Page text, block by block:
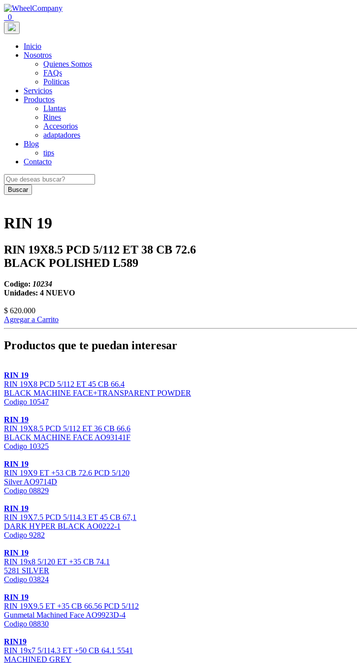
0
Inicio
Nosotros
Quienes Somos
FAQs
Politicas
Servicios
Productos
Llantas
Rines
Accesorios
adaptadores
Blog
tips
Contacto
Buscar
RIN 19
RIN 19X8.5 PCD 5/112 ET 38 CB 72.6
BLACK POLISHED L589
Codigo: 10234
Unidades: 4 NUEVO
$ 620.000
Agregar a Carrito
Productos que te puedan interesar
RIN 19
RIN 19X8 PCD 5/112 ET 45 CB 66.4
BLACK MACHINE FACE+TRANSPARENT POWDER
Codigo 10547
RIN 19
RIN 19X8.5 PCD 5/112 ET 36 CB 66.6
BLACK MACHINE FACE AO93141F
Codigo 10325
RIN 19
RIN 19X9 ET +53 CB 72.6 PCD 5/120
Silver AO9714D
Codigo 08829
RIN 19
RIN 19X7.5 PCD 5/114.3 ET 45 CB 67,1
DARK HYPER BLACK AO0222-1
Codigo 9282
RIN 19
RIN 19x8 5/120 ET +35 CB 74.1
5281 SILVER
Codigo 03824
RIN 19
RIN 19X9.5 ET +35 CB 66.56 PCD 5/112
Gunmetal Machined Face AO9923D-4
Codigo 08830
RIN19
RIN 19x7 5/114.3 ET +50 CB 64.1 5541
MACHINED GREY